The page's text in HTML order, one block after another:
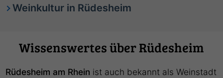
Weinkultur in Rüdesheim
Wissenswertes über Rüdesheim
Rüdesheim am Rhein ist auch bekannt als Weinstadt